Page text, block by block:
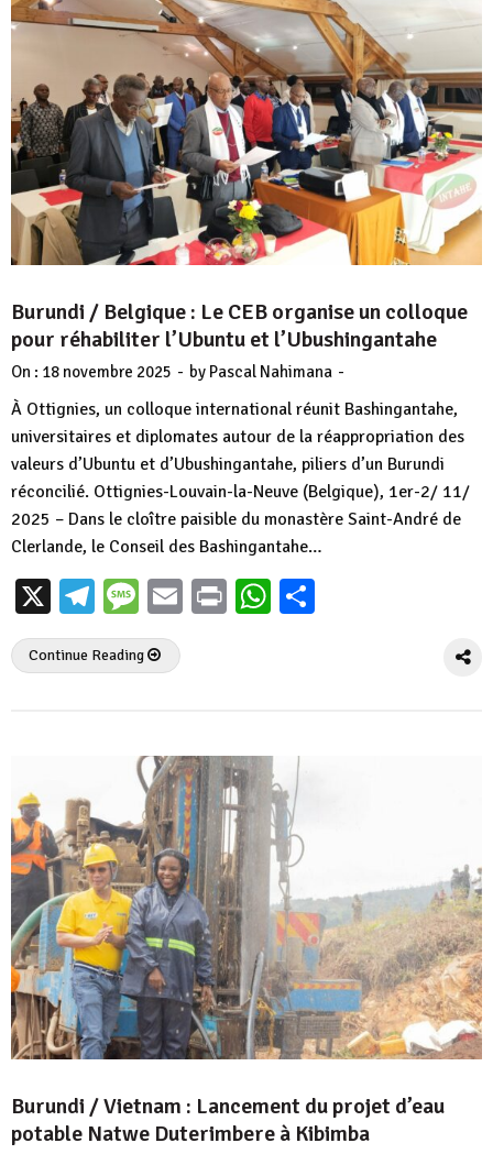
Burundi / Belgique : Le CEB organise un colloque
pour réhabiliter l’Ubuntu et l’Ubushingantahe
On : 18 novembre 2025 - by Pascal Nahimana -
À Ottignies, un colloque international réunit Bashingantahe,
universitaires et diplomates autour de la réappropriation des
valeurs d’Ubuntu et d’Ubushingantahe, piliers d’un Burundi
réconcilié. Ottignies-Louvain-la-Neuve (Belgique), 1er-2/ 11/
2025 – Dans le cloître paisible du monastère Saint-André de
Clerlande, le Conseil des Bashingantahe…
X Telegram
Message
EmailPrintWhatsApp
Continue Reading
Burundi / Vietnam : Lancement du projet d’eau
potable Natwe Duterimbere à Kibimba